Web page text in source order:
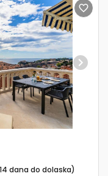
Next
dana do dolaska)